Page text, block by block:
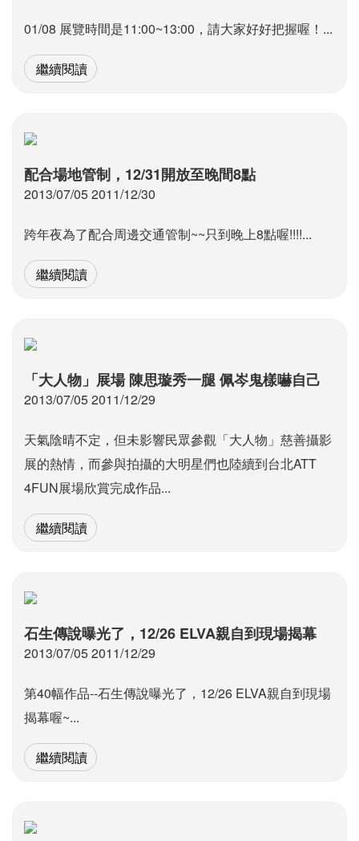
01/08 展覽時間是11:00~13:00，請大家好好把握喔！...
繼續閱讀
配合場地管制，12/31開放至晚間8點
2013/07/05 2011/12/30
跨年夜為了配合周邊交通管制~~只到晚上8點喔!!!!...
繼續閱讀
「大人物」展場 陳思璇秀一腿 佩岑鬼樣嚇自己
2013/07/05 2011/12/29
天氣陰晴不定，但未影響民眾參觀「大人物」慈善攝影
展的熱情，而參與拍攝的大明星們也陸續到台北ATT
4FUN展場欣賞完成作品...
繼續閱讀
石生傳說曝光了，12/26 ELVA親自到現場揭幕
2013/07/05 2011/12/29
第40幅作品--石生傳說曝光了，12/26 ELVA親自到現場
揭幕喔~...
繼續閱讀